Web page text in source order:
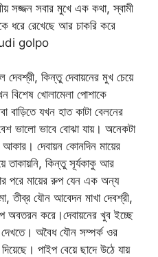
সজ্জন সবার মুখে এক কথা, স্বামী
ধরে রেখেছে আর চাকরি করে
golpo
দেবশ্রী, কিন্তু দেবায়নের মুখ চেয়ে
বিশেষ খোলামেলা পোশাকে
বাড়িতে যখন হাত কাটা বেলনের
ভালো ভাবে বোঝা যায়। অনেকটা
আকার। দেবায়ন কোনদিন মায়ের
তাকায়নি, কিন্তু সূর্যকাকু আর
পরে মায়ের রুপ যেন এক অন্য
তীব্র যৌন আবেদন মাখা দেবশ্রী,
অবতরন করে।দেবায়নের খুব ইচ্ছে
দেখতে। অবৈধ যৌন সম্পর্ক ওর
পাইপ বেয়ে ছাদে উঠে যায়